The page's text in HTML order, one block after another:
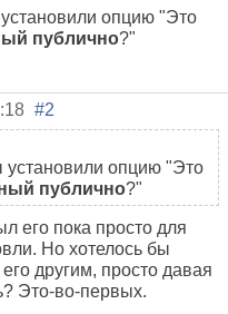
опцию "Это
публично?"
#2
установили опцию "Это
публично?"
его пока просто для
Но хотелось бы
другим, просто давая
Это-во-первых.